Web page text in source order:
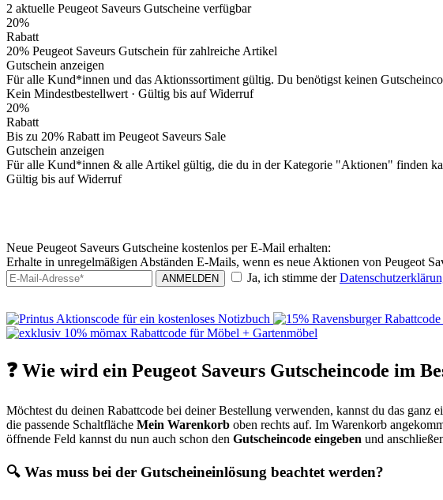
2 aktuelle Peugeot Saveurs Gutscheine verfügbar
20%
Rabatt
20% Peugeot Saveurs Gutschein für zahlreiche Artikel
Gutschein anzeigen
Für alle Kund*innen und das Aktionssortiment gültig. Du benötigst keinen
Kein Mindestbestellwert · Gültig bis auf Widerruf
20%
Rabatt
Bis zu 20% Rabatt im Peugeot Saveurs Sale
Gutschein anzeigen
Für alle Kund*innen & alle Artikel gültig, die du in der Kategorie "Aktionen" finden
Gültig bis auf Widerruf
Neue Peugeot Saveurs Gutscheine kostenlos per E-Mail erhalten:
Erhalte in unregelmäßigen Abständen E-Mails, wenn es neue Aktionen von Peugeot
ANMELDEN Ja, ich stimme der
❓ Wie wird ein Peugeot Saveurs Gutscheincode im
Möchtest du deinen Rabattcode bei deiner Bestellung verwenden, kannst du das
die passende Schaltfläche Mein Warenkorb oben rechts auf. Im Warenkorb
öffnende Feld kannst du nun auch schon den Gutscheincode eingeben und
🔍 Was muss bei der Gutscheineinlösung beachtet werden?